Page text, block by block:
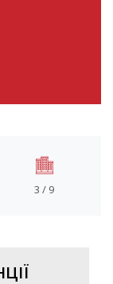
3 / 9